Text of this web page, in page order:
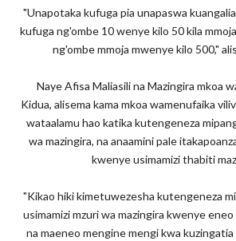
"Unapotaka kufuga pia unapaswa
kufuga ng'ombe 10 wenye kilo 50 kila
ng'ombe mmoja mwenye kilo 500,"
Naye Afisa Maliasili na Mazingira mkoa
Kidua, alisema kama mkoa wamenufaika
wataalamu hao katika kutengeneza
wa mazingira, na anaamini pale
kwenye usimamizi thabiti
"Kikao hiki kimetuwezesha kutengeneza
usimamizi mzuri wa mazingira kwenye
na maeneo mengine mengi kwa kuzingatia